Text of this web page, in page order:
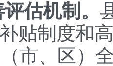
估机制。
贴制度和
市、区）